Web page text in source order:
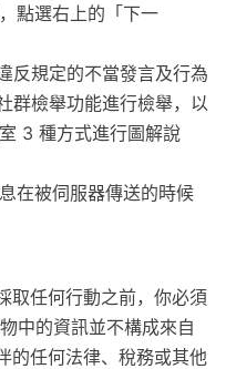
點選右上的「下一
反規定的不當發言及行為
群檢舉功能進行檢舉，以
3 種方式進行圖解說
在被伺服器傳送的時候
取任何行動之前，你必須
中的資訊並不構成來自
任何法律、稅務或其他